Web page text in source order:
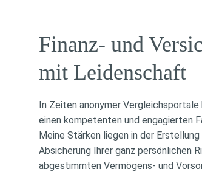
Finanz- und
mit Leidenschaft
In Zeiten anonymer
einen kompetenten und engagierten
Meine Stärken liegen in der
Absicherung Ihrer ganz persönlichen
abgestimmten Vermögens- und